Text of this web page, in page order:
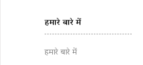
हमारे बारे में
हमारे बारे में